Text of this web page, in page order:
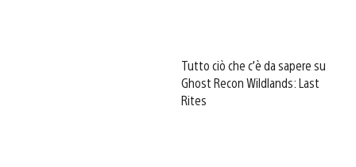
Tutto ciò che c’è da sapere su
Ghost Recon Wildlands: Last
Rites